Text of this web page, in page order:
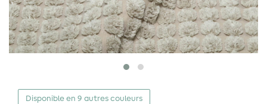
Disponible en 9 autres couleurs